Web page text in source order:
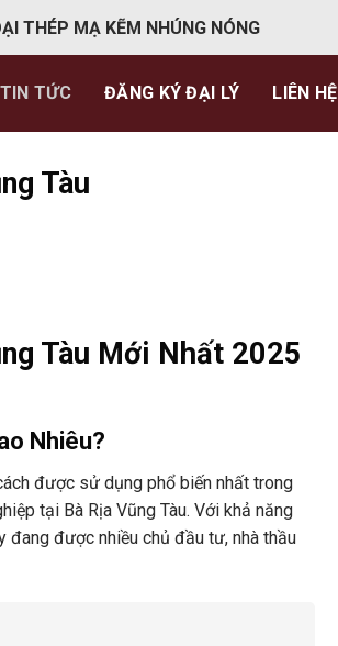
THÉP MẠ KẼM NHÚNG NÓNG
TIN TỨC ĐĂNG KÝ ĐẠI LÝ LIÊN HỆ
Tàu
Tàu Mới Nhất 2025
Nhiêu?
được sử dụng phổ biến nhất trong
tại Bà Rịa Vũng Tàu. Với khả năng
đang được nhiều chủ đầu tư, nhà thầu